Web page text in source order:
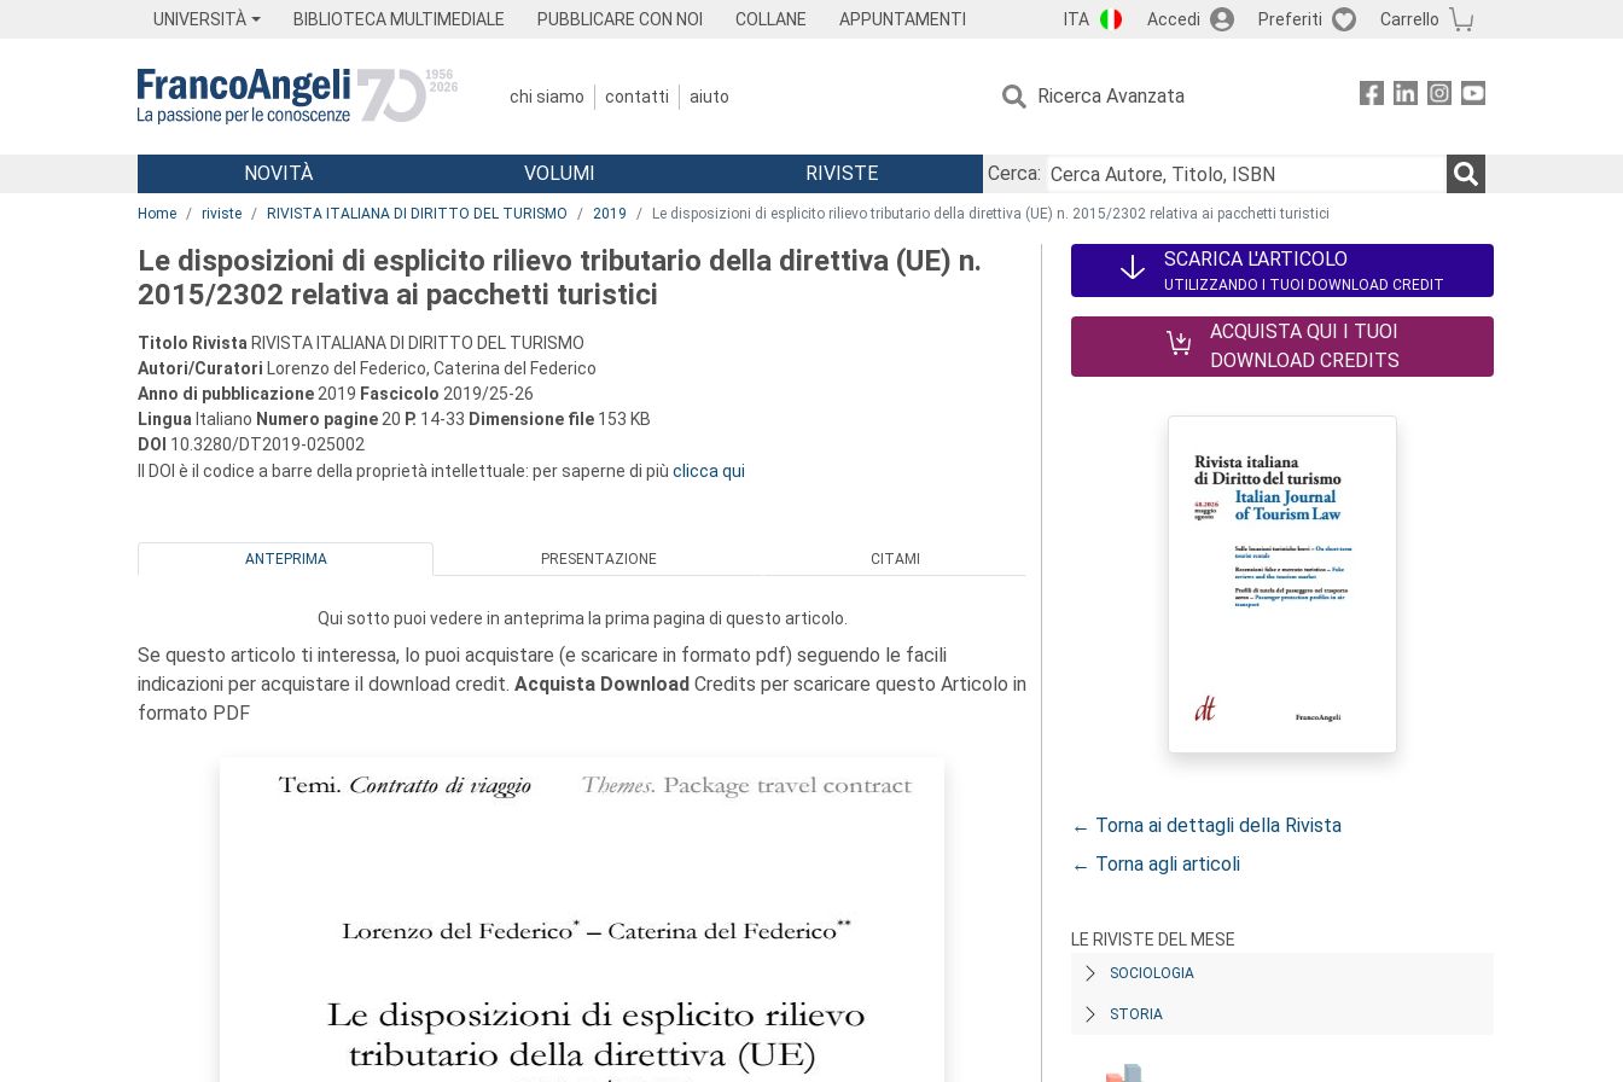
UNIVERSITÀ BIBLIOTECA MULTIMEDIALE PUBBLICARE CON NOI COLLANE APPUNTAMENTI ITA Accedi Preferiti Carrello
chi siamo contatti aiuto Ricerca Avanzata
Menu
NOVITÀ VOLUMI RIVISTE
Cerca:
Home riviste RIVISTA ITALIANA DI DIRITTO DEL TURISMO 2019 Le disposizioni di esplicito rilievo tributario della direttiva (UE) n. 2015/2302 relativa ai pacchetti turistici
Le disposizioni di esplicito rilievo tributario della direttiva (UE) n.
2015/2302 relativa ai pacchetti turistici
Titolo Rivista RIVISTA ITALIANA DI DIRITTO DEL TURISMO
Autori/Curatori Lorenzo del Federico, Caterina del Federico
Anno di pubblicazione 2019 Fascicolo 2019/25-26
Lingua Italiano Numero pagine 20 P. 14-33 Dimensione file 153 KB
DOI 10.3280/DT2019-025002
Il DOI è il codice a barre della proprietà intellettuale: per saperne di più clicca qui
ANTEPRIMA PRESENTAZIONE CITAMI
Qui sotto puoi vedere in anteprima la prima pagina di questo articolo.
Se questo articolo ti interessa, lo puoi acquistare (e scaricare in formato pdf) seguendo le facili
indicazioni per acquistare il download credit. Acquista Download Credits per scaricare questo Articolo in
formato PDF
SCARICA L'ARTICOLO
UTILIZZANDO I TUOI DOWNLOAD CREDIT
ACQUISTA QUI I TUOI
DOWNLOAD CREDITS
← Torna ai dettagli della Rivista
← Torna agli articoli
LE RIVISTE DEL MESE
SOCIOLOGIA
STORIA